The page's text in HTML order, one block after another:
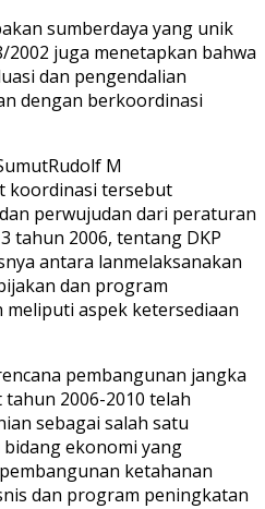
sumberdaya yang unik
2002 juga menetapkan bahwa
dan pengendalian
dengan berkoordinasi
M
koordinasi tersebut
perwujudan dari peraturan
tahun 2006, tentang DKP
antara lanmelaksanakan
dan program
aspek ketersediaan
pembangunan jangka
2006-2010 telah
sebagai salah satu
ekonomi yang
ketahanan
dan program peningkatan